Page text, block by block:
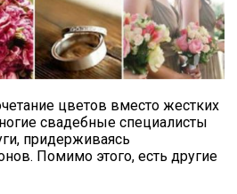
цветов вместо жестких
свадебные специалисты
придерживаясь
Помимо этого, есть другие